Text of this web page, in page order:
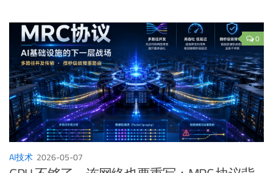
0
AI技术 2026-05-07